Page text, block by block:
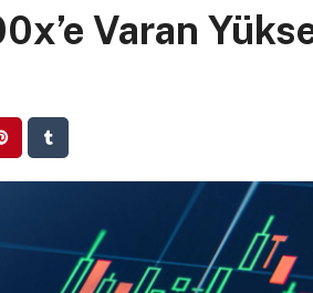
Varan